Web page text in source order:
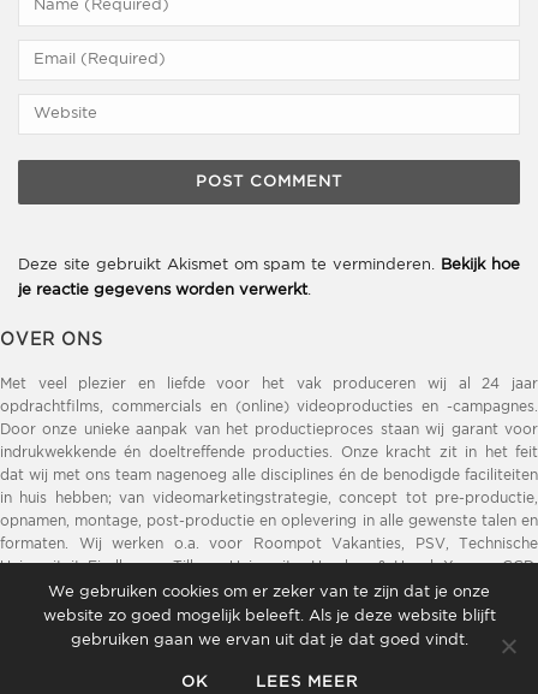
Deze site gebruikt Akismet om spam te verminderen.
Bekijk hoe
je reactie gegevens worden verwerkt.
OVER ONS
Met veel plezier en liefde voor het vak produceren wij al 24 jaar
opdrachtfilms, commercials en (online) videoproducties en -campagnes.
Door onze unieke aanpak van het productieproces staan wij garant voor
indrukwekkende én doeltreffende producties. Onze kracht zit in het feit
dat wij met ons team nagenoeg alle disciplines én de benodigde faciliteiten
in huis hebben; van videomarketingstrategie, concept tot pre-productie,
opnamen, montage, post-productie en oplevering in alle gewenste talen en
formaten. Wij werken o.a. voor Roompot Vakanties, PSV, Technische
Universiteit Eindhoven, Tilburg University, Henders & Hazel, Xooon, GGD,
DELA, Opvoeden.nl, ZLM Verzekeringen, Brainport Eindhoven, Provincie
Noord-Brabant, Sint Lucas, ZLTO.
We gebruiken cookies om er zeker van te zijn dat je onze
website zo goed mogelijk beleeft. Als je deze website blijft
gebruiken gaan we ervan uit dat je dat goed vindt.
OK LEES MEER